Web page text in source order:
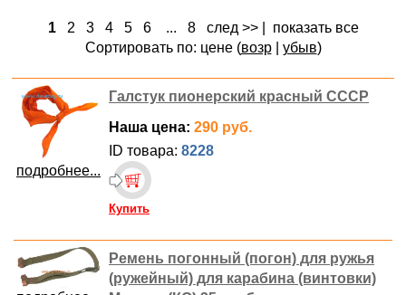
1 2 3 4 5 6... 8 след >>| показать все
Сортировать по: цене (возр| убыв)
подробнее...
Галстук пионерский красный СССР
Наша цена: 290 руб.
ID товара: 8228
Купить
Ремень погонный (погон) для ружья
(ружейный) для карабина (винтовки)